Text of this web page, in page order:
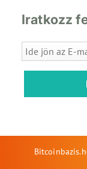
Iratkozz